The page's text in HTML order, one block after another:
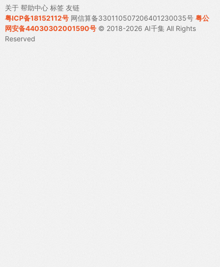
预计它还会再存在40年。但如果这本书又多存在了10年（即总寿命
达到50年），那么它的预期...
关于 帮助中心 标签 友链
粤ICP备18152112号 网信算备330110507206401230035号 粤公
网安备44030302001590号 © 2018-2026 AI千集 All Rights
Reserved